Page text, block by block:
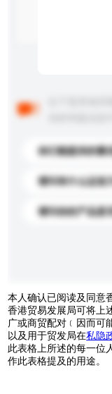
你们能提供的最
请问有什么运送
请问你的产品是
本人确认已阅读及同意
香港贸易发展局可将上
广或商贸配对﹝因而可
以及用于贸发局在私隐
此表格上所述的每一位
作此表格提及的用途。